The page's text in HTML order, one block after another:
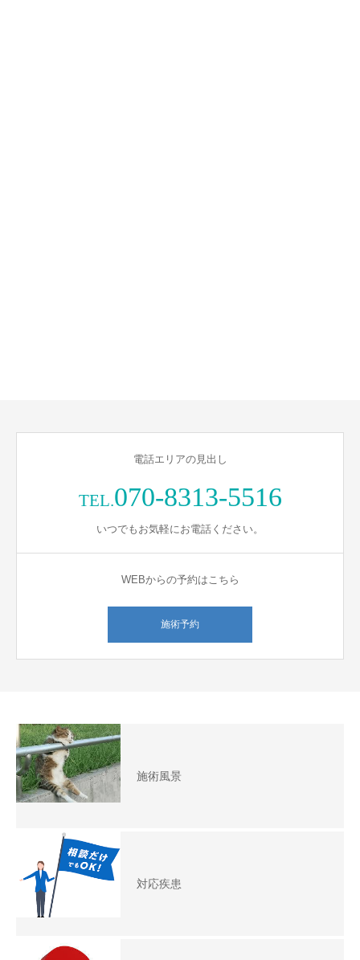
電話エリアの見出し
TEL.070-8313-5516
いつでもお気軽にお電話ください。
WEBからの予約はこちら
施術予約
施術風景
対応疾患